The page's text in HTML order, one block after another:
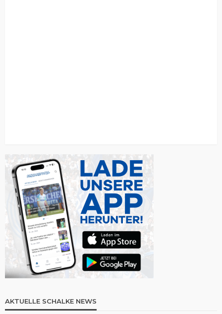
AKTUELLE SCHALKE NEWS